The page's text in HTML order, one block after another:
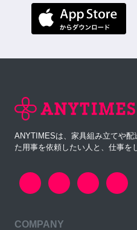
ANYTIMESは、家具組み立てや
た用事を依頼したい人と、仕事を
COMPANY